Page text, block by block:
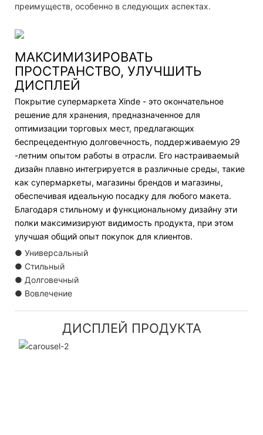
преимуществ, особенно в следующих аспектах.
МАКСИМИЗИРОВАТЬ
ПРОСТРАНСТВО, УЛУЧШИТЬ
ДИСПЛЕЙ
Покрытие супермаркета Xinde - это окончательное
решение для хранения, предназначенное для
оптимизации торговых мест, предлагающих
беспрецедентную долговечность, поддерживаемую 29
-летним опытом работы в отрасли. Его настраиваемый
дизайн плавно интегрируется в различные среды, такие
как супермаркеты, магазины брендов и магазины,
обеспечивая идеальную посадку для любого макета.
Благодаря стильному и функциональному дизайну эти
полки максимизируют видимость продукта, при этом
улучшая общий опыт покупок для клиентов.
● Универсальный
● Стильный
● Долговечный
● Вовлечение
ДИСПЛЕЙ ПРОДУКТА